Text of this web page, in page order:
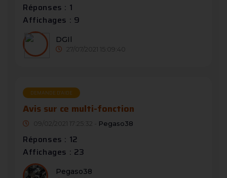
Réponses : 1
Affichages : 9
DGIl
27/07/2021 15:09:40
DEMANDE D’AIDE
Avis sur ce multi-fonction
09/02/2021 17:25:32 - Pegaso38
Réponses : 12
Affichages : 23
Pegaso38